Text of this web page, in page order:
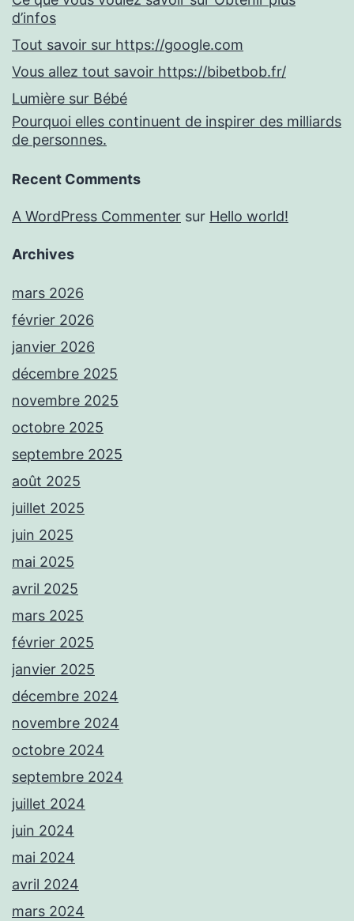
d’infos
Tout savoir sur https://google.com
Vous allez tout savoir https://bibetbob.fr/
Lumière sur Bébé
Pourquoi elles continuent de inspirer des milliards
de personnes.
Recent Comments
A WordPress Commenter sur Hello world!
Archives
mars 2026
février 2026
janvier 2026
décembre 2025
novembre 2025
octobre 2025
septembre 2025
août 2025
juillet 2025
juin 2025
mai 2025
avril 2025
mars 2025
février 2025
janvier 2025
décembre 2024
novembre 2024
octobre 2024
septembre 2024
juillet 2024
juin 2024
mai 2024
avril 2024
mars 2024